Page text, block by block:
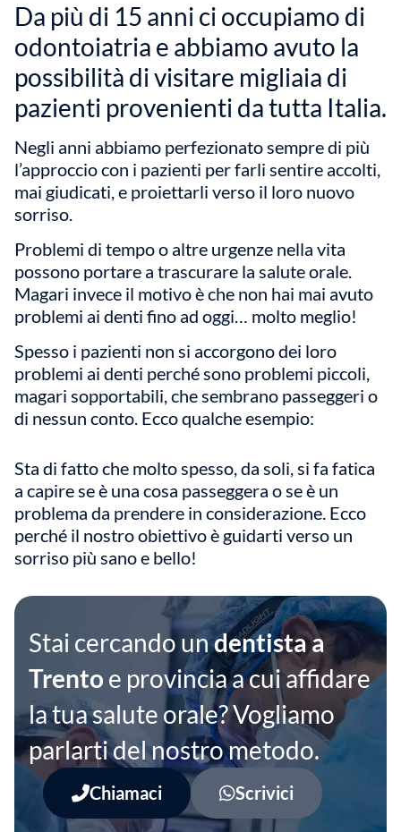
Da più di 15 anni ci occupiamo di
odontoiatria e abbiamo avuto la
possibilità di visitare migliaia di
pazienti provenienti da tutta Italia.
Negli anni abbiamo perfezionato sempre di più
l’approccio con i pazienti per farli sentire accolti,
mai giudicati, e proiettarli verso il loro nuovo
sorriso.
Problemi di tempo o altre urgenze nella vita
possono portare a trascurare la salute orale.
Magari invece il motivo è che non hai mai avuto
problemi ai denti fino ad oggi… molto meglio!
Spesso i pazienti non si accorgono dei loro
problemi ai denti perché sono problemi piccoli,
magari sopportabili, che sembrano passeggeri o
di nessun conto. Ecco qualche esempio:
Sta di fatto che molto spesso, da soli, si fa fatica
a capire se è una cosa passeggera o se è un
problema da prendere in considerazione. Ecco
perché il nostro obiettivo è guidarti verso un
sorriso più sano e bello!
Stai cercando undentista a
Trento e provincia a cui affidare
la tua salute orale? Vogliamo
parlarti del nostro metodo.
Chiamaci Scrivici